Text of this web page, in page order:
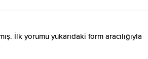
İlk yorumu yukarıdaki form aracılığıyla